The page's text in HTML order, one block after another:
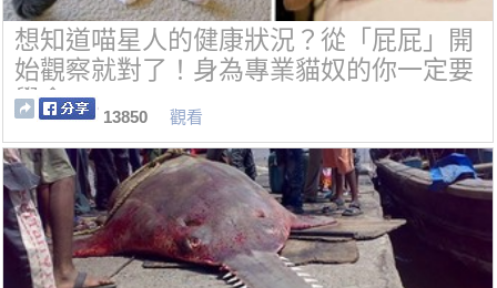
想知道喵星人的健康狀況？從「屁屁」開
始觀察就對了！身為專業貓奴的你一定要
學會。
13850 觀看